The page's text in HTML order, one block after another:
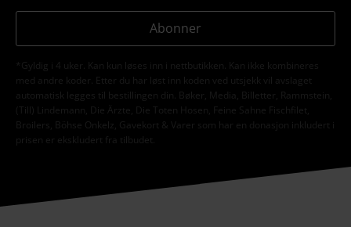
Abonner
*Gyldig i 4 uker. Kan kun løses inn i nettbutikken. Kan ikke kombineres
med andre koder. Etter du har løst inn koden ved utsjekk vil avslaget
automatisk legges til bestillingen din. Bøker, Media, Billetter, Rammstein,
(Till) Lindemann, Die Ärzte, Die Toten Hosen, Feine Sahne Fischfilet,
Broilers, Böhse Onkelz, Gavekort & Varer som har en donasjon inkludert i
prisen er ekskludert fra tilbudet.